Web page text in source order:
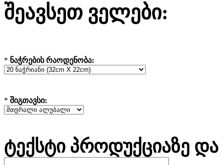
შეავსეთ ველები:
* ნაჭრების რაოდენობა:
* შიგთავსი:
ტექსტი პროდუქციაზე და